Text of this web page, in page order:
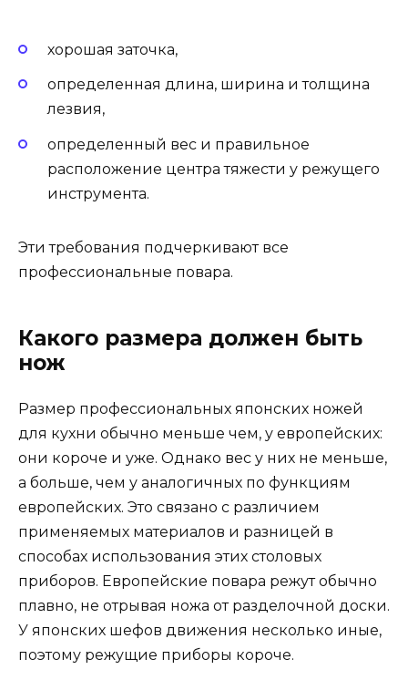
хорошая заточка,
определенная длина, ширина и толщина
лезвия,
определенный вес и правильное
расположение центра тяжести у режущего
инструмента.
Эти требования подчеркивают все
профессиональные повара.
Какого размера должен быть
нож
Размер профессиональных японских ножей
для кухни обычно меньше чем, у европейских:
они короче и уже. Однако вес у них не меньше,
а больше, чем у аналогичных по функциям
европейских. Это связано с различием
применяемых материалов и разницей в
способах использования этих столовых
приборов. Европейские повара режут обычно
плавно, не отрывая ножа от разделочной доски.
У японских шефов движения несколько иные,
поэтому режущие приборы короче.